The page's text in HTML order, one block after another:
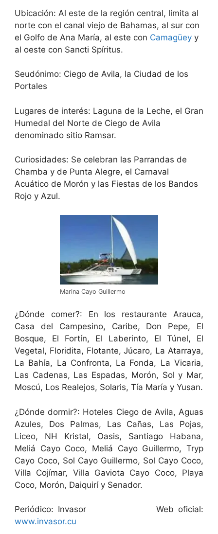
Ubicación: Al este de la región central, limita al
norte con el canal viejo de Bahamas, al sur con
el Golfo de Ana María, al este con Camagüey y
al oeste con Sancti Spíritus.
Seudónimo: Ciego de Avila, la Ciudad de los
Portales
Lugares de interés: Laguna de la Leche, el Gran
Humedal del Norte de Ciego de Avila
denominado sitio Ramsar.
Curiosidades: Se celebran las Parrandas de
Chamba y de Punta Alegre, el Carnaval
Acuático de Morón y las Fiestas de los Bandos
Rojo y Azul.
Marina Cayo Guillermo
¿Dónde comer?: En los restaurante Arauca,
Casa del Campesino, Caribe, Don Pepe, El
Bosque, El Fortín, El Laberinto, El Túnel, El
Vegetal, Floridita, Flotante, Júcaro, La Atarraya,
La Bahía, La Confronta, La Fonda, La Vicaria,
Las Cadenas, Las Espadas, Morón, Sol y Mar,
Moscú, Los Realejos, Solaris, Tía María y Yusan.
¿Dónde dormir?: Hoteles Ciego de Avila, Aguas
Azules, Dos Palmas, Las Cañas, Las Pojas,
Liceo, NH Kristal, Oasis, Santiago Habana,
Meliá Cayo Coco, Meliá Cayo Guillermo, Tryp
Cayo Coco, Sol Cayo Guillermo, Sol Cayo Coco,
Villa Cojímar, Villa Gaviota Cayo Coco, Playa
Coco, Morón, Daiquirí y Senador.
Periódico: Invasor Web oficial:
www.invasor.cu